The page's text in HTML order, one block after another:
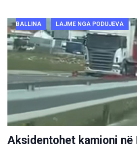
BALLINA LAJME NGA PODUJEVA
Aksidentohet kamioni në